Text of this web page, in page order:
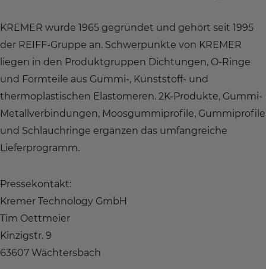
KREMER wurde 1965 gegründet und gehört seit 1995
der REIFF-Gruppe an. Schwerpunkte von KREMER
liegen in den Produktgruppen Dichtungen, O-Ringe
und Formteile aus Gummi-, Kunststoff- und
thermoplastischen Elastomeren. 2K-Produkte, Gummi-
Metallverbindungen, Moosgummiprofile, Gummiprofile
und Schlauchringe ergänzen das umfangreiche
Lieferprogramm.
Pressekontakt:
Kremer Technology GmbH
Tim Oettmeier
Kinzigstr. 9
63607 Wächtersbach